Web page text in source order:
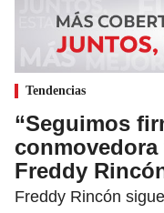
Tendencias
“Seguimos
Freddy
Freddy Rincón